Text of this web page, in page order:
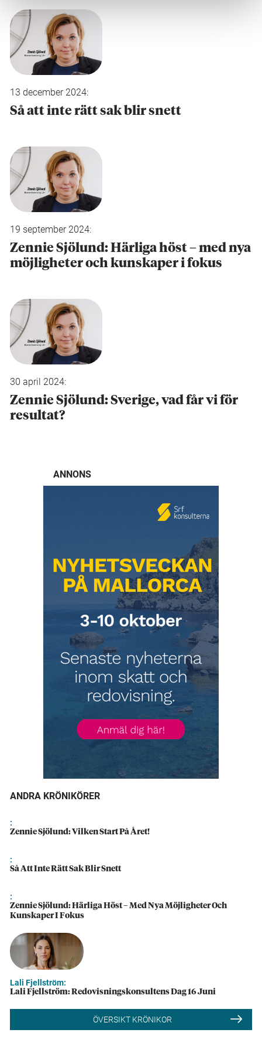
13 december 2024:
Så att inte rätt sak blir snett
19 september 2024:
Zennie Sjölund: Härliga höst – med nya
möjligheter och kunskaper i fokus
30 april 2024:
Zennie Sjölund: Sverige, vad får vi för
resultat?
ANNONS
ANDRA KRÖNIKÖRER
:
Zennie Sjölund: Vilken Start På Året!
:
Så Att Inte Rätt Sak Blir Snett
:
Zennie Sjölund: Härliga Höst – Med Nya Möjligheter Och
Kunskaper I Fokus
Lali Fjellström:
Lali Fjellström: Redovisningskonsultens Dag 16 Juni
ÖVERSIKT KRÖNIKOR